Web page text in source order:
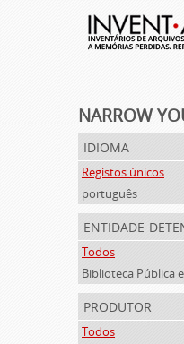
NARROW
idioma
Registos únicos
português
entidade
Todos
produtor
Todos